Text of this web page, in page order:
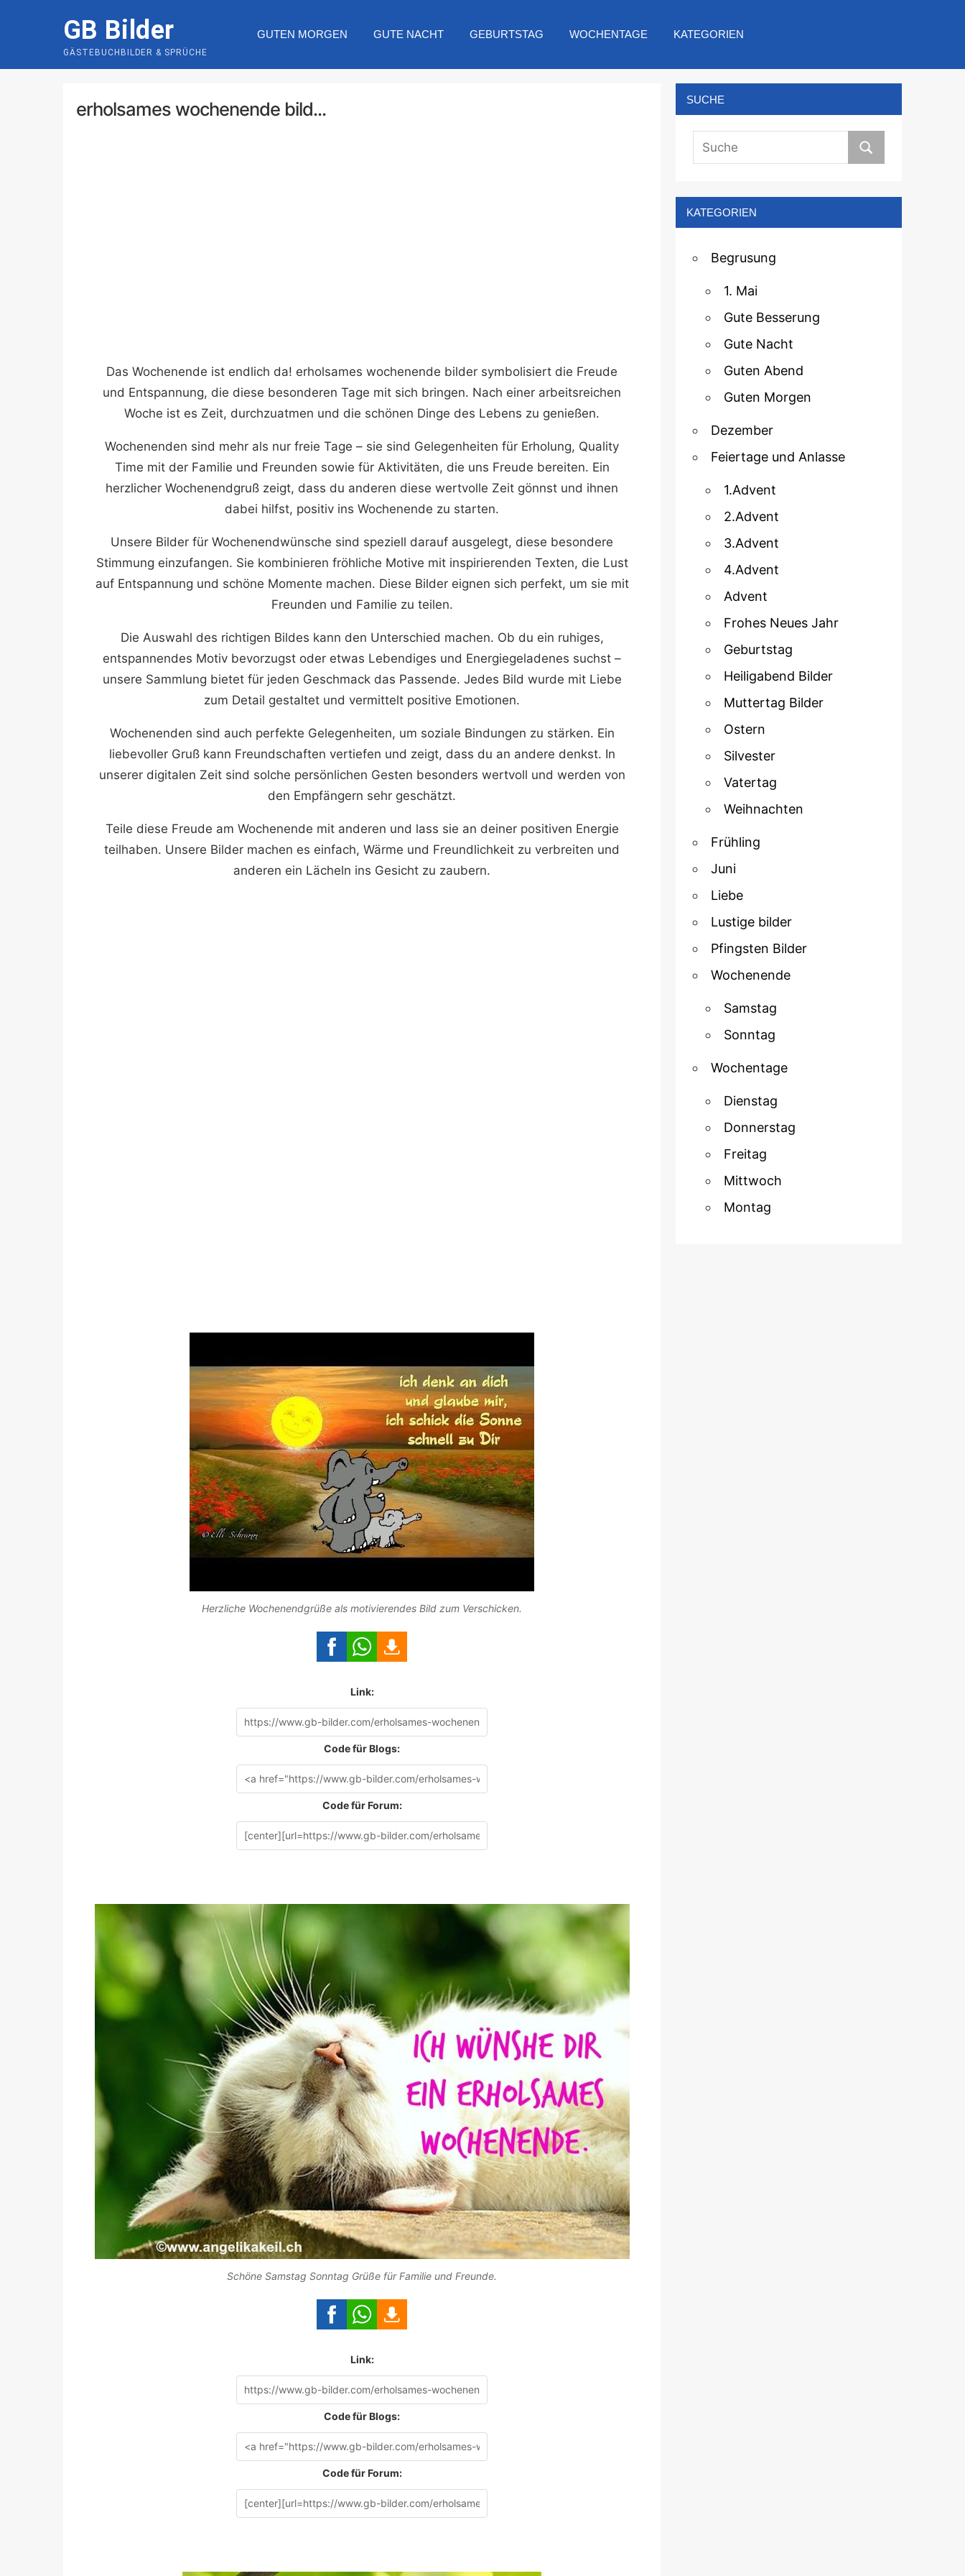
GB Bilder
GÄSTEBUCHBILDER & SPRÜCHE
GUTEN MORGEN GUTE NACHT GEBURTSTAG WOCHENTAGE KATEGORIEN
erholsames wochenende bild...
Das Wochenende ist endlich da! erholsames wochenende bilder symbolisiert die Freude
und Entspannung, die diese besonderen Tage mit sich bringen. Nach einer arbeitsreichen
Woche ist es Zeit, durchzuatmen und die schönen Dinge des Lebens zu genießen.
Wochenenden sind mehr als nur freie Tage – sie sind Gelegenheiten für Erholung, Quality
Time mit der Familie und Freunden sowie für Aktivitäten, die uns Freude bereiten. Ein
herzlicher Wochenendgruß zeigt, dass du anderen diese wertvolle Zeit gönnst und ihnen
dabei hilfst, positiv ins Wochenende zu starten.
Unsere Bilder für Wochenendwünsche sind speziell darauf ausgelegt, diese besondere
Stimmung einzufangen. Sie kombinieren fröhliche Motive mit inspirierenden Texten, die Lust
auf Entspannung und schöne Momente machen. Diese Bilder eignen sich perfekt, um sie mit
Freunden und Familie zu teilen.
Die Auswahl des richtigen Bildes kann den Unterschied machen. Ob du ein ruhiges,
entspannendes Motiv bevorzugst oder etwas Lebendiges und Energiegeladenes suchst –
unsere Sammlung bietet für jeden Geschmack das Passende. Jedes Bild wurde mit Liebe
zum Detail gestaltet und vermittelt positive Emotionen.
Wochenenden sind auch perfekte Gelegenheiten, um soziale Bindungen zu stärken. Ein
liebevoller Gruß kann Freundschaften vertiefen und zeigt, dass du an andere denkst. In
unserer digitalen Zeit sind solche persönlichen Gesten besonders wertvoll und werden von
den Empfängern sehr geschätzt.
Teile diese Freude am Wochenende mit anderen und lass sie an deiner positiven Energie
teilhaben. Unsere Bilder machen es einfach, Wärme und Freundlichkeit zu verbreiten und
anderen ein Lächeln ins Gesicht zu zaubern.
Herzliche Wochenendgrüße als motivierendes Bild zum Verschicken.
Link:
Code für Blogs:
Code für Forum:
Schöne Samstag Sonntag Grüße für Familie und Freunde.
Link:
Code für Blogs:
Code für Forum:
SUCHE
KATEGORIEN
Begrusung
1. Mai
Gute Besserung
Gute Nacht
Guten Abend
Guten Morgen
Dezember
Feiertage und Anlasse
1.Advent
2.Advent
3.Advent
4.Advent
Advent
Frohes Neues Jahr
Geburtstag
Heiligabend Bilder
Muttertag Bilder
Ostern
Silvester
Vatertag
Weihnachten
Frühling
Juni
Liebe
Lustige bilder
Pfingsten Bilder
Wochenende
Samstag
Sonntag
Wochentage
Dienstag
Donnerstag
Freitag
Mittwoch
Montag